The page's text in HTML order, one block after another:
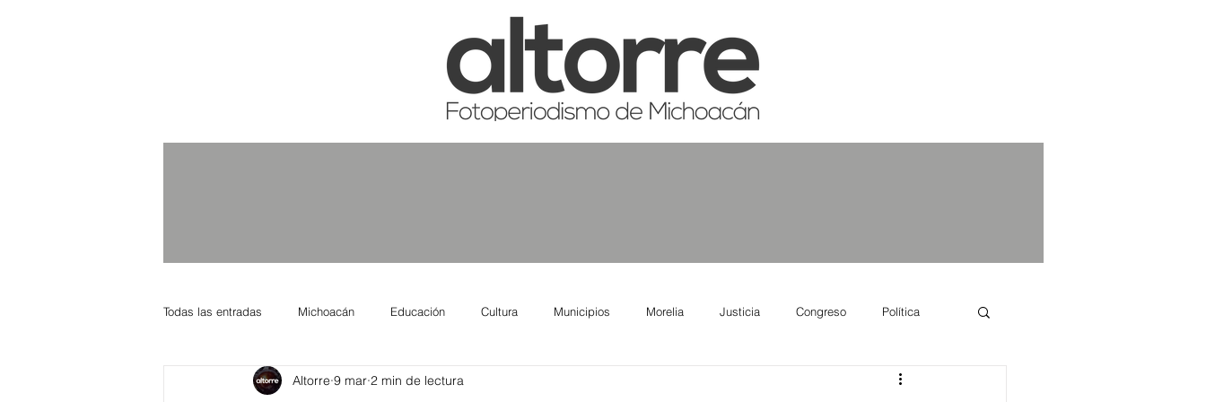
Todas las entradas Michoacán Educación Cultura Municipios Morelia Justicia Congreso Política
Nacional Internacional Columnistas Salud
Altorre 9 mar 2 min de lectura